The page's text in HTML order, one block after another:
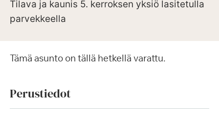
Tilava ja kaunis 5. kerroksen yksiö lasitetulla
parvekkeella
Tämä asunto on tällä hetkellä varattu.
Perustiedot